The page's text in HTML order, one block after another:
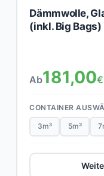
Dämmwolle,
(inkl. Big Bags)
Ab181,00€
CONTAINER
3m³ 5m³